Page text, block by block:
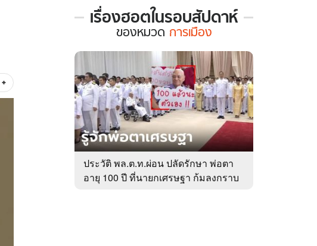
ดูทีวี
WeTV
+
เรื่องฮอตในรอบสัปดาห์
เรื่อง
ใน
สัปดาห์
ของ
หมวด
การเมือง
ของหมวด การเมือง
ประวัติ พล.ต.ท.ผ่อน ปลัดรักษา พ่อตา
อายุ 100 ปี ที่นายกเศรษฐา ก้มลงกราบ